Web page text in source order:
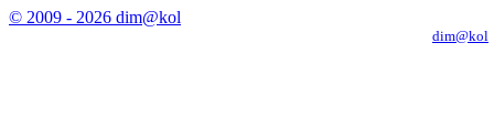
© 2009 - 2026 dim@kol
dim@kol